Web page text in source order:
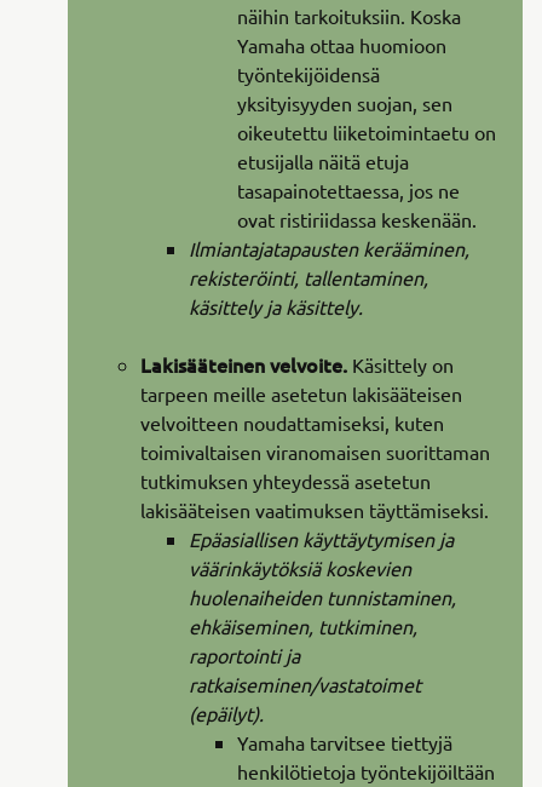
näihin tarkoituksiin. Koska
Yamaha ottaa huomioon
työntekijöidensä
yksityisyyden suojan, sen
oikeutettu liiketoimintaetu on
etusijalla näitä etuja
tasapainotettaessa, jos ne
ovat ristiriidassa keskenään.
Ilmiantajatapausten kerääminen,
rekisteröinti, tallentaminen,
käsittely ja käsittely.
Lakisääteinen velvoite. Käsittely on
tarpeen meille asetetun lakisääteisen
velvoitteen noudattamiseksi, kuten
toimivaltaisen viranomaisen suorittaman
tutkimuksen yhteydessä asetetun
lakisääteisen vaatimuksen täyttämiseksi.
Epäasiallisen käyttäytymisen ja
väärinkäytöksiä koskevien
huolenaiheiden tunnistaminen,
ehkäiseminen, tutkiminen,
raportointi ja
ratkaiseminen/vastatoimet
(epäilyt).
Yamaha tarvitsee tiettyjä
henkilötietoja työntekijöiltään